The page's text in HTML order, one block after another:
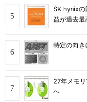
SK hynixの
益が過去最
特定の向き
27年メモ
へ